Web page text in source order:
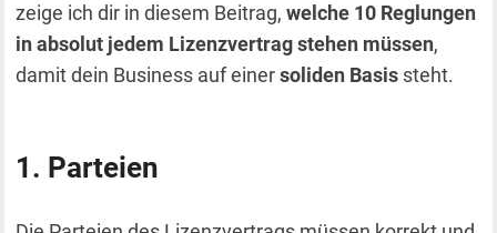
zeige ich dir in diesem Beitrag,welche 10 Reglungen
in absolut jedem Lizenzvertrag stehen müssen,
damit dein Business auf einersoliden Basis steht.
Parteien